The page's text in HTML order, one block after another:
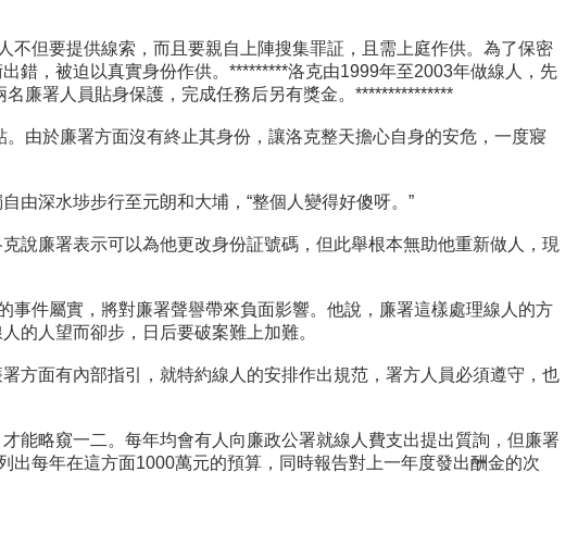
不但要提供線索，而且要親自上陣搜集罪証，且需上庭作供。為了保密
錯，被迫以真實身份作供。*********洛克由1999年至2003年做線人，先
廉署人員貼身保護，完成任務后另有獎金。***************
由於廉署方面沒有終止其身份，讓洛克整天擔心自身的安危，一度寢
由深水埗步行至元朗和大埔，“整個人變得好傻呀。”
說廉署表示可以為他更改身份証號碼，但此舉根本無助他重新做人，現
事件屬實，將對廉署聲譽帶來負面影響。他說，廉署這樣處理線人的方
的人望而卻步，日后要破案難上加難。
方面有內部指引，就特約線人的安排作出規范，署方人員必須遵守，也
能略窺一二。每年均會有人向廉政公署就線人費支出提出質詢，但廉署
出每年在這方面1000萬元的預算，同時報告對上一年度發出酬金的次